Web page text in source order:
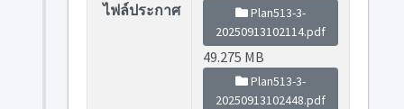
ไฟล์ประกาศ
Plan513-3-
20250913102114.pdf
49.275 MB
Plan513-3-
20250913102448.pdf